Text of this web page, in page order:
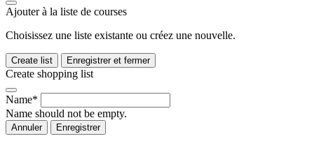
Ajouter à la liste de courses
Choisissez une liste existante ou créez une nouvelle.
Create list Enregistrer et fermer
Create shopping list
Name*
Name should not be empty.
Annuler Enregistrer